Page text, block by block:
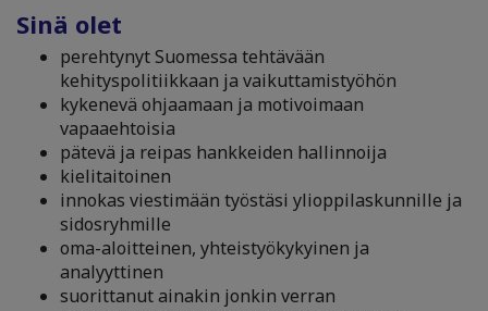
Sinä olet
perehtynyt Suomessa tehtävään
kehityspolitiikkaan ja vaikuttamistyöhön
kykenevä ohjaamaan ja motivoimaan
vapaaehtoisia
pätevä ja reipas hankkeiden hallinnoija
kielitaitoinen
innokas viestimään työstäsi ylioppilaskunnille ja
sidosryhmille
oma-aloitteinen, yhteistyökykyinen ja
analyyttinen
suorittanut ainakin jonkin verran